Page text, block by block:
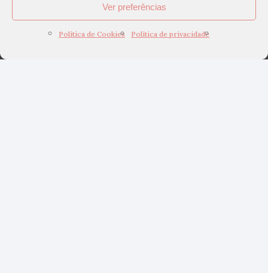
Ver preferências
Política de Cookies Política de privacidade